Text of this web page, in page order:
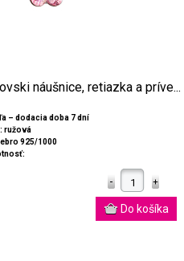
náušnice, retiazka a príve...
– dodacia doba 7 dní
ružová
925/1000